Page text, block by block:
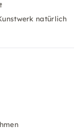
natürlich